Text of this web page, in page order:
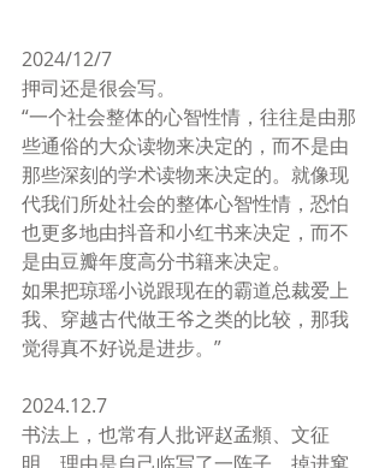
2024/12/7
押司还是很会写。
“一个社会整体的心智性情，往往是由那
些通俗的大众读物来决定的，而不是由
那些深刻的学术读物来决定的。就像现
代我们所处社会的整体心智性情，恐怕
也更多地由抖音和小红书来决定，而不
是由豆瓣年度高分书籍来决定。
如果把琼瑶小说跟现在的霸道总裁爱上
我、穿越古代做王爷之类的比较，那我
觉得真不好说是进步。”
2024.12.7
书法上，也常有人批评赵孟頫、文征